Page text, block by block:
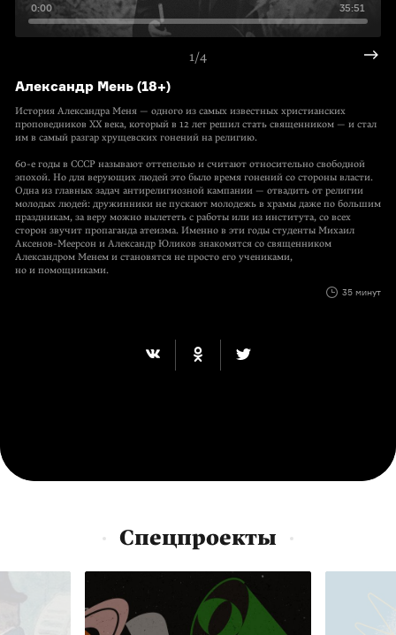
0:00 35:51
1/4
Александр Мень (18+)
История Александра Меня — одного из самых известных христианских
проповедников XX века, который в 12 лет решил стать священником — и стал
им в самый разгар хрущевских гонений на религию.
60-е годы в СССР называют оттепелью и считают относительно свободной
эпохой. Но для верующих людей это было время гонений со стороны власти.
Одна из главных задач антирелигиозной кампании — отвадить от религии
молодых людей: дружинники не пускают молодежь в храмы даже по большим
праздникам, за веру можно вылететь с работы или из института, со всех
сторон звучит пропаганда атеизма. Именно в эти годы студенты Михаил
Аксенов-Меерсон и Александр Юликов знакомятся со священником
Александром Менем и становятся не просто его учениками,
но и помощниками.
35 минут
Спецпроекты